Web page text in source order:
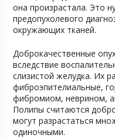
она произрастала. Это
предопухолевого
окружающих тканей.
Доброкачественные
вследствие
слизистой желудка. Их
фиброэпителиальные,
фибромиом, неврином,
Полипы считаются
могут разрастаться
одиночными.